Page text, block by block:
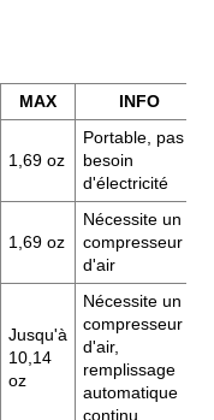
MAX INFO
1,69 oz
Portable, pas
besoin
d'électricité
1,69 oz
Nécessite un
compresseur
d'air
Jusqu'à
10,14
oz
Nécessite un
compresseur
d'air,
remplissage
automatique
continu